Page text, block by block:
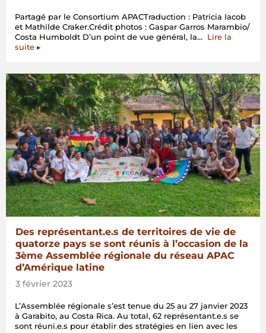
Partagé par le Consortium APACTraduction : Patricia Iacob
et Mathilde Craker.Crédit photos : Gaspar Garros Marambio/
Costa Humboldt D’un point de vue général, la… Lire la
suite« Les
vie
font
face
à
des
défis
de
taille
en
Amérique
latine
:
diagnostic
de
la
3ème
Assemblée
régionale
du
réseau
APAC
d’Amérique
▸
Des représentant.e.s de territoires de vie de
quatorze pays se sont réunis à l’occasion de la
3ème Assemblée régionale du réseau APAC
d’Amérique latine
3 février 2023
L’Assemblée régionale s’est tenue du 25 au 27 janvier 2023
à Garabito, au Costa Rica. Au total, 62 représentant.e.s se
sont réuni.e.s pour établir des stratégies en lien avec les